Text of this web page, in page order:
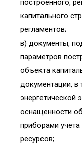
построенного,
капитального
регламентов;
в) документы,
параметров
объекта
документации, в
энергетической
оснащенности
приборами
ресурсов;